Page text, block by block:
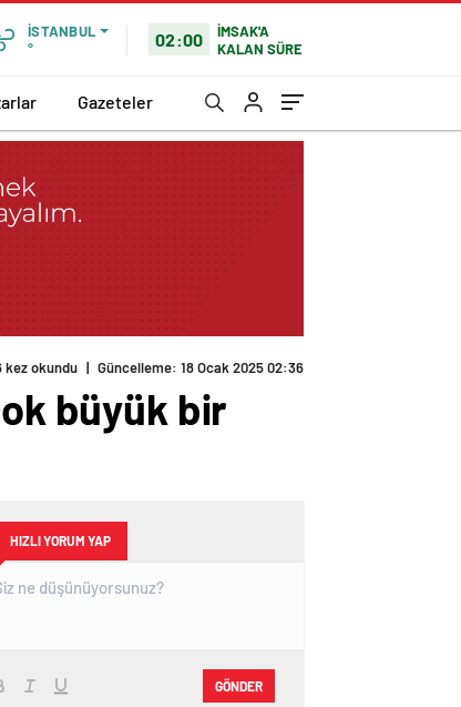
İSTANBUL
°
02:00
İMSAK'A
KALAN SÜRE
Gazeteler
kez okundu | Güncelleme: 18 Ocak 2025 02:36
büyük bir
HIZLI YORUM YAP
GÖNDER